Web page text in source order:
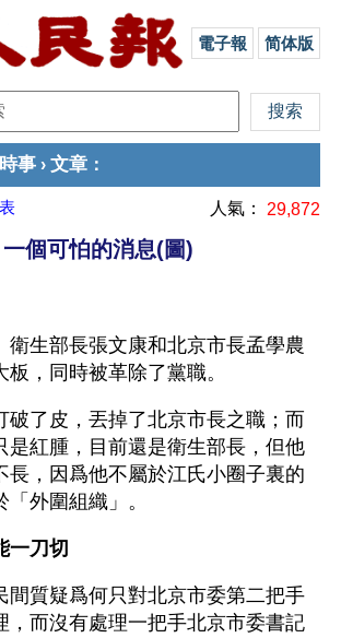
電子報 简体版
時事 › 文章 ：
人氣： 29,872
個可怕的消息(圖)
衛生部長張文康和北京市長孟學農
，同時被革除了黨職。
破了皮，丟掉了北京市長之職；而
是紅腫，目前還是衛生部長，但他
長，因爲他不屬於江氏小圈子裏的
外圍組織」。
一刀切
間質疑爲何只對北京市委第二把手
，而沒有處理一把手北京市委書記